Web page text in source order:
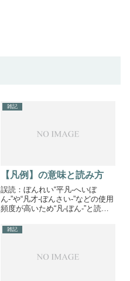
雑記
【凡例】の意味と読み方
誤読：ぼんれい“平凡-へいぼ
ん-”や“凡才-ぼんさい-”などの使用
頻度が高いため“凡-ぼん-”と読ま
よみますが、“ぼんよう”と読まれ
がちです。現代の予測変換は誤読
んれい』と入力し...
雑記